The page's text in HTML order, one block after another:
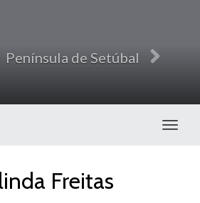
Península de Setúbal
Freitas